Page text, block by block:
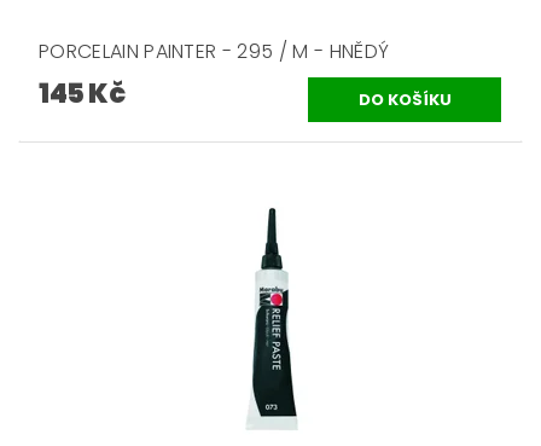
PORCELAIN PAINTER - 295 / M - HNĚDÝ
145 Kč